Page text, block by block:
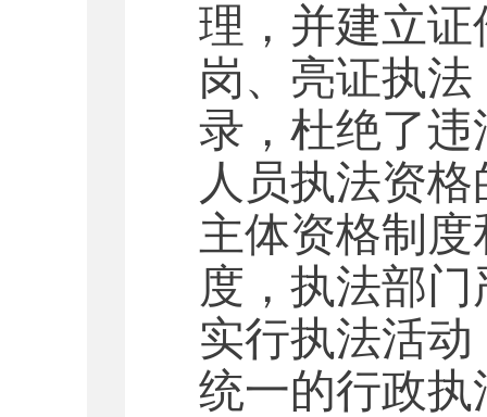
理，并建立
岗、亮证执
录，杜绝了
人员执法资
主体资格制
度，执法部
实行执法活
统一的行政